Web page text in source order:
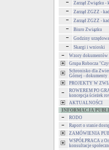
Zarząd Związku -
Zarząd ZGZZ -
Zarząd ZGZZ -
Biuro Związku
Godziny
Skargi i wnioski
Wzory dokumentów
Grupa Robocza
Schronisko dla
Górnej - dokumenty
PROJEKTY W
ROWEREM PO
koncepcja ścieżek
AKTUALNOŚCI
INFORMACJA
RODO
Raport o stanie
ZAMÓWIENIA
WSPÓŁPRACA z
konsultacje